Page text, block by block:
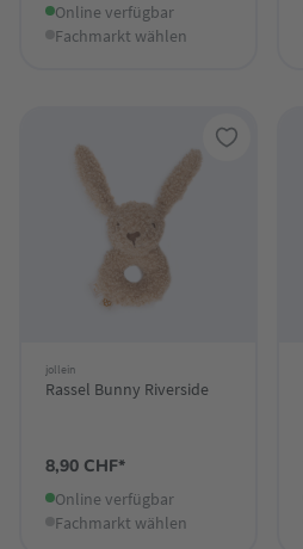
Online verfügbar
Fachmarkt wählen
jollein
Rassel Bunny Riverside
8,90 CHF*
Online verfügbar
Fachmarkt wählen